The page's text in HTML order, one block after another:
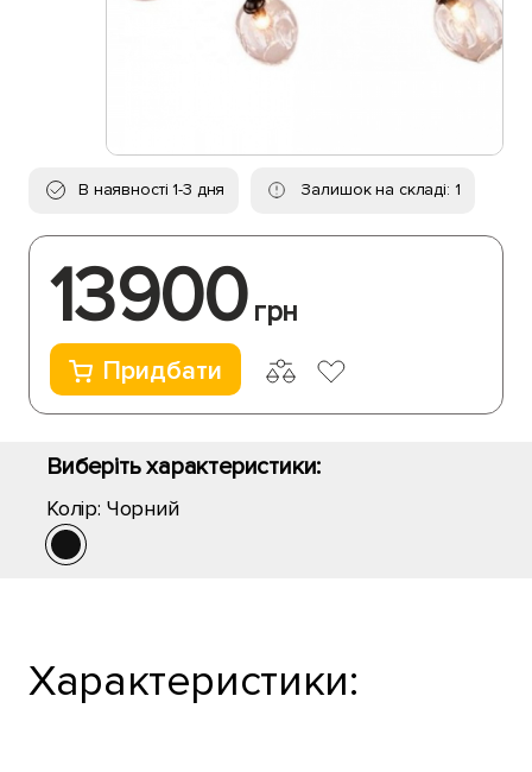
В наявності 1-3 дня Залишок на складі: 1
13900 грн
Придбати
Виберіть характеристики:
Колір: Чорний
Характеристики: